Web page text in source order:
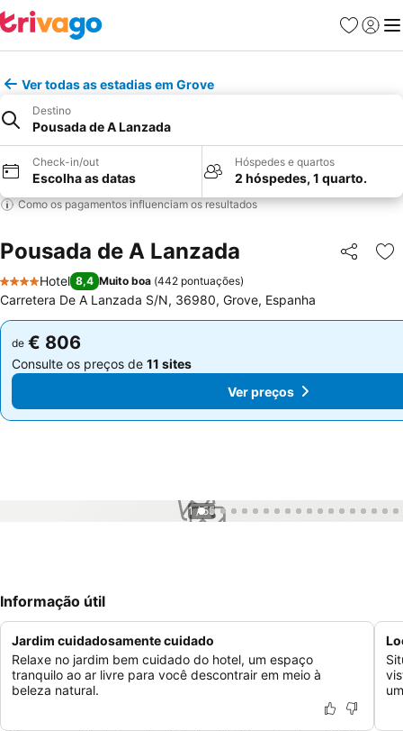
Favoritos
Iniciar
Ver todas as estadias em Grove
Destino
Pousada de A Lanzada
Check-in/out
Escolha as datas
Hóspedes e quartos
2 hóspedes, 1 quarto.
Como os pagamentos influenciam os resultados
Pousada de A Lanzada Partilhar
4 Estrelas
Hotel 8,4 Muito boa (442 pontuações)
Carretera De A Lanzada S/N, 36980, Grove, Espanha
de € 806
Consulte os preços de 11 sites
de € 806
Consulte os preços de 11 sites
Ver preços
1 / 55
Informação útil
Jardim cuidadosamente cuidado
Relaxe no jardim bem cuidado do hotel, um espaço
tranquilo ao ar livre para você descontrair em meio à
beleza natural.